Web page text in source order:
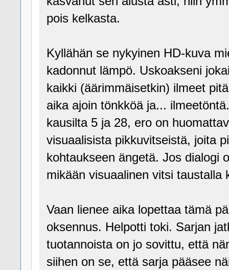
pois kelkasta.
Kyllähän se nykyinen HD-kuva
kadonnut lämpö. Uskoakseni
kaikki (äärimmäisetkin) ilmeet
aika ajoin tönkköä ja...
kausilta 5 ja 28, ero on
visuaalisista pikkuvitseistä, joita
kohtaukseen ängetä. Jos dialogi
mikään visuaalinen vitsi taustalla
Vaan lienee aika lopettaa tämä
oksennus. Helpotti toki. Sarjan
tuotannoista on jo sovittu, että
siihen on se, että sarja pääsee